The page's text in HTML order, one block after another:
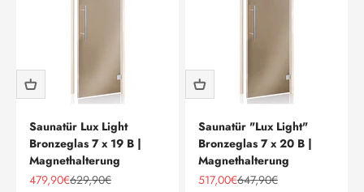
Saunatür Lux Light
Bronzeglas 7 x 19 B |
Magnethalterung
Angebot
479,90€Regulärer Preis
629,90€
Saunatür "Lux Light"
Bronzeglas 7 x 20 B |
Magnethalterung
Angebot
517,00€Regulärer Preis
647,90€